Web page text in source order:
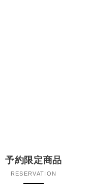
予約限定商品
RESERVATION